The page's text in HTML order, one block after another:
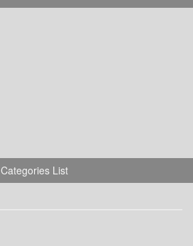
Categories List